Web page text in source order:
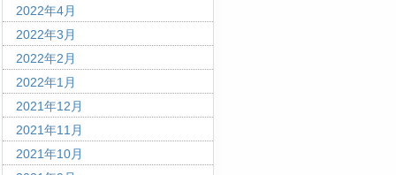
2022年4月
2022年3月
2022年2月
2022年1月
2021年12月
2021年11月
2021年10月